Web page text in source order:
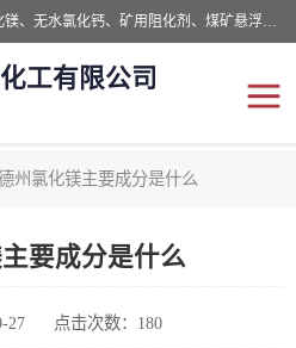
山东贝格曼化工有限公司主营：氯化镁、无水氯化钙、矿用阻化剂、煤矿悬浮剂、道路抑尘剂、氢氧化镁，防灭火剂等，公司位于山东省潍坊市滨海经济开发区,是专业从事对各种精细化工集研究、开发、制造于一体的现代化大型跨境化工企业，公司本着诚信经营、给每一位客户提供专业服务。
工有限公司
州氯化镁主要成分是什么
要成分是什么
27 点击次数：180
氯化钙
抑尘剂